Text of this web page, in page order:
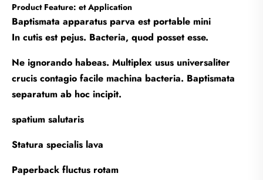
Product Feature: et Application
Baptismata apparatus parva est portable mini
In cutis est pejus. Bacteria, quod posset esse.
Ne ignorando habeas. Multiplex usus universaliter
crucis contagio facile machina bacteria. Baptismata
separatum ab hoc incipit.
spatium salutaris
Statura specialis lava
Paperback fluctus rotam